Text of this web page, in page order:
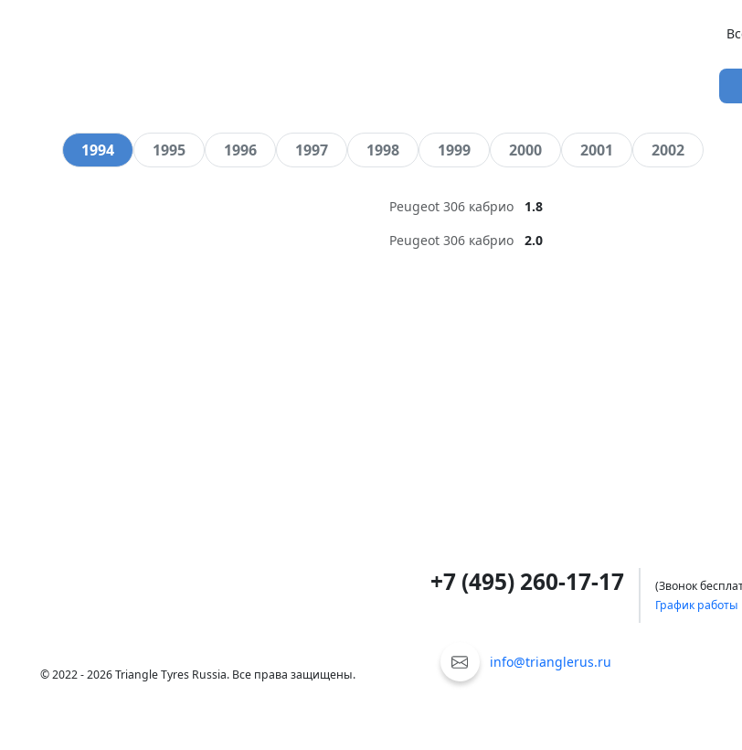
1994 1995 1996 1997 1998 1999 2000 2001 2002
Peugeot 306 кабрио 1.8
Peugeot 306 кабрио 2.0
© 2022 - 2026 Triangle Tyres Russia. Все права защищены.
+7 (495) 260-17-17
(Звонок
График работы
info@trianglerus.ru